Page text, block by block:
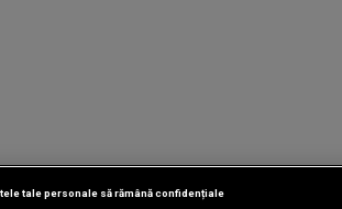
tale personale să rămână confidențiale